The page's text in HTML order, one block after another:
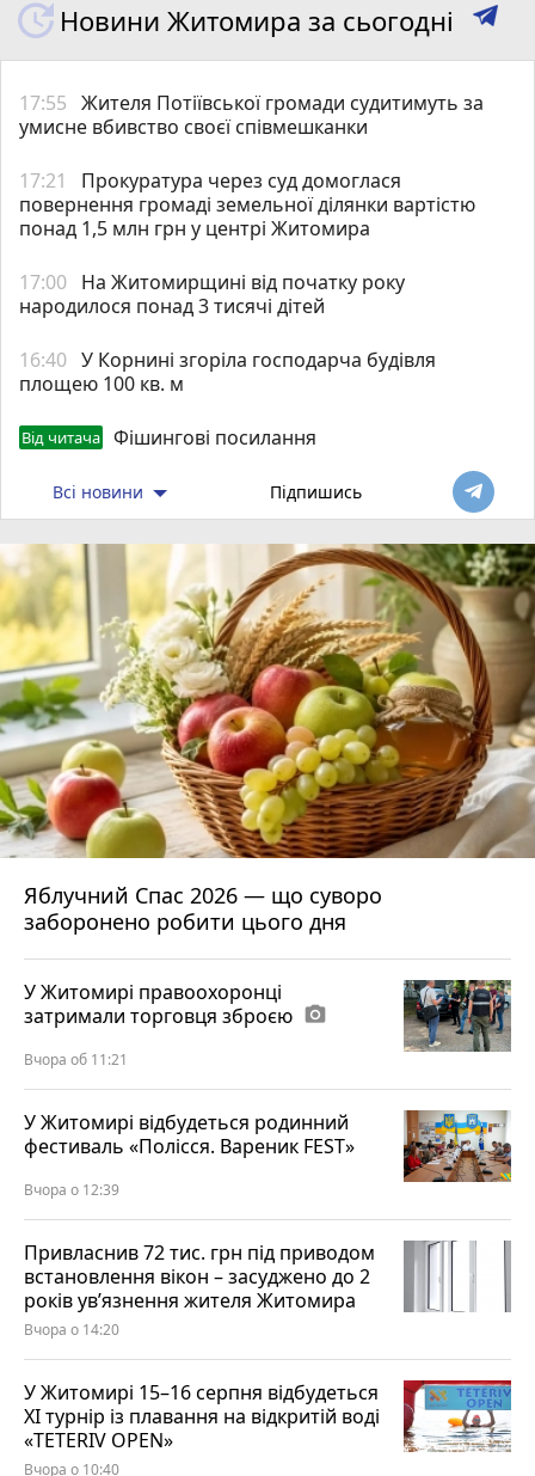
Новини Житомира за сьогодні
17:55 Жителя Потіївської громади судитимуть за
умисне вбивство своєї співмешканки
17:21
Прокуратура через суд домоглася
повернення громаді земельної ділянки вартістю
понад 1,5 млн грн у центрі Житомира
17:00 На Житомирщині від початку року
народилося понад 3 тисячі дітей
16:40 У Корнині згоріла господарча будівля
площею 100 кв. м
Від читача Фішингові посилання
Всі новини Підпишись
Яблучний Спас 2026 — що суворо
заборонено робити цього дня
У Житомирі правоохоронці
затримали торговця зброєю photo_camera
Вчора об 11:21
У Житомирі відбудеться родинний
фестиваль «Полісся. Вареник FEST»
Вчора о 12:39
Привласнив 72 тис. грн під приводом
встановлення вікон – засуджено до 2
років ув’язнення жителя Житомира
Вчора о 14:20
У Житомирі 15–16 серпня відбудеться
XI турнір із плавання на відкритій воді
«TETERIV OPEN»
Вчора о 10:40